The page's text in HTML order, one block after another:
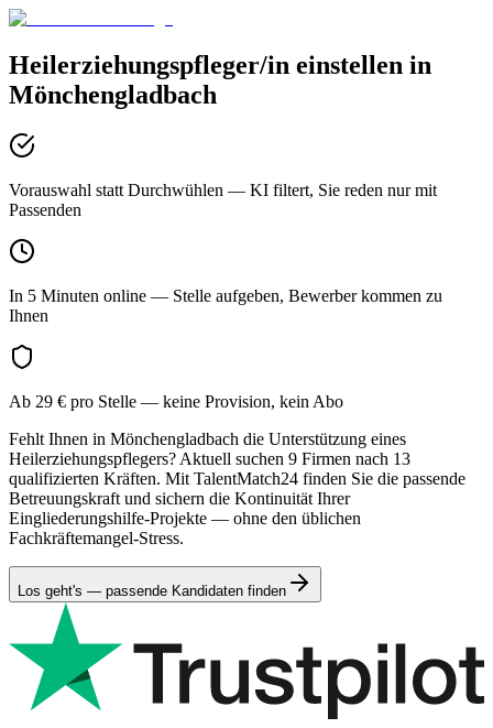
Heilerziehungspfleger/in einstellen in
Mönchengladbach
Vorauswahl statt Durchwühlen — KI filtert, Sie reden nur mit
Passenden
In 5 Minuten online — Stelle aufgeben, Bewerber kommen zu
Ihnen
Ab 29 € pro Stelle — keine Provision, kein Abo
Fehlt Ihnen in Mönchengladbach die Unterstützung eines
Heilerziehungspflegers? Aktuell suchen 9 Firmen nach 13
qualifizierten Kräften. Mit TalentMatch24 finden Sie die passende
Betreuungskraft und sichern die Kontinuität Ihrer
Eingliederungshilfe-Projekte — ohne den üblichen
Fachkräftemangel-Stress.
Los geht's — passende Kandidaten finden